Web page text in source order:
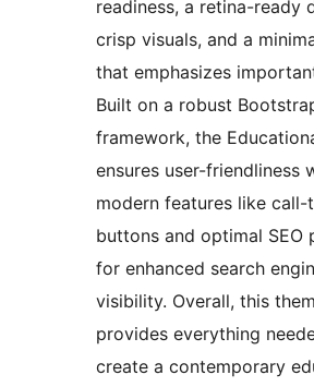
readiness, a retina-ready
crisp visuals, and a
that emphasizes
Built on a robust
framework, the
ensures user-friendliness
modern features like
buttons and optimal SEO
for enhanced search
visibility. Overall, this
provides everything
create a contemporary